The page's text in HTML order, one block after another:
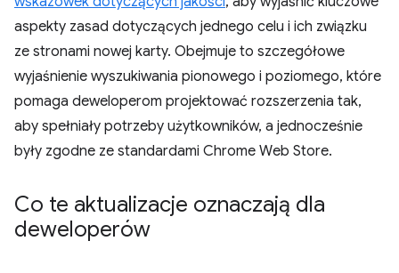
aspekty zasad dotyczących jednego celu i ich związku
ze stronami nowej karty. Obejmuje to szczegółowe
wyjaśnienie wyszukiwania pionowego i poziomego, które
pomaga deweloperom projektować rozszerzenia tak,
aby spełniały potrzeby użytkowników, a jednocześnie
były zgodne ze standardami Chrome Web Store.
Co te aktualizacje oznaczają dla
deweloperów